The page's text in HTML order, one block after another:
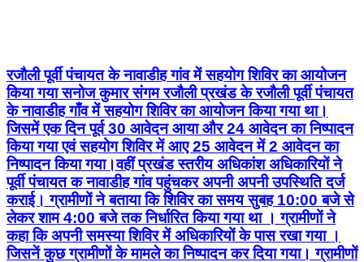
रजौली पूर्वी पंचायत के नावाडीह गांव में सहयोग शिविर का आयोजन
किया गया सनोज कुमार संगम रजौली प्रखंड के रजौली पूर्वी पंचायत
के नावाडीह गाँव में सहयोग शिविर का आयोजन किया गया था।
जिसमें एक दिन पूर्व 30 आवेदन आया और 24 आवेदन का निष्पादन
किया गया एवं सहयोग शिविर में आए 25 आवेदन में 2 आवेदन का
निष्पादन किया गया।वहीं प्रखंड स्तरीय अधिकांश अधिकारियों ने
पूर्वी पंचायत क नावाडीह गांव पहुंचकर अपनी अपनी उपस्थिति दर्ज
कराई। ग्रामीणों ने बताया कि शिविर का समय सुबह 10:00 बजे से
लेकर शाम 4:00 बजे तक निर्धारित किया गया था । ग्रामीणों ने
कहा कि अपनी समस्या शिविर में अधिकारियों के पास रखा गया ।
जिसनें कुछ ग्रामीणों के मामले का निष्पादन कर दिया गया। ग्रामीणों